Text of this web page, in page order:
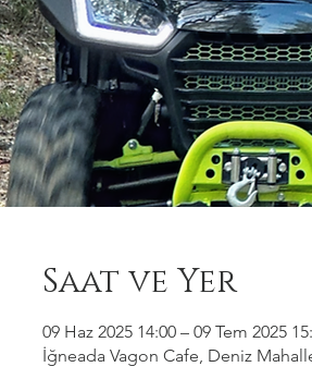
Saat ve Yer
09 Haz 2025 14:00 – 09 Tem 2025
İğneada Vagon Cafe, Deniz